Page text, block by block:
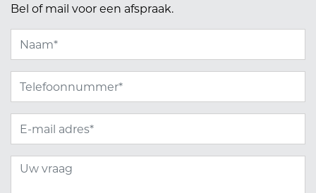
Bel of mail voor een afspraak.